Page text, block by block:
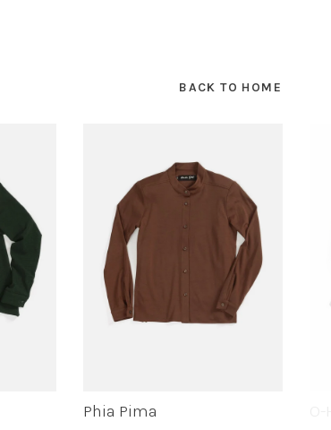
BACK TO HOME
Phia Pima